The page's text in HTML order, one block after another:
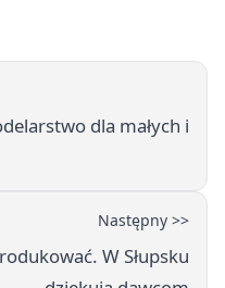
dla małych i
Następny >>
W Słupsku